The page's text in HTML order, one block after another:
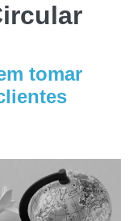
tomar